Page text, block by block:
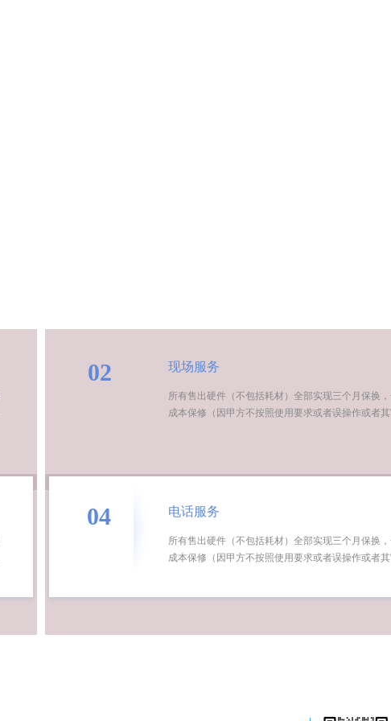
现场服务
所有售出硬件（不包括耗材）全部实现三个月保换
成本保修（因甲方不按照使用要求或者误操作或者
02
电话服务
所有售出硬件（不包括耗材）全部实现三个月保换
成本保修（因甲方不按照使用要求或者误操作或者
04